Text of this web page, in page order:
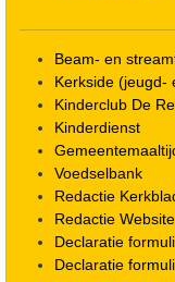
Beam- en
Kerkside (jeugd-
Kinderclub De
Kinderdienst
Voedselbank
Redactie
Redactie Website
Declaratie
Declaratie